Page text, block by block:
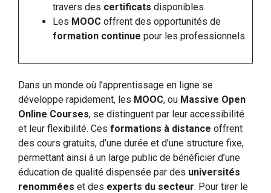
travers des certificats disponibles.
Les MOOC offrent des opportunités de
formation continue pour les professionnels.
Dans un monde où l’apprentissage en ligne se
développe rapidement, les MOOC, ou Massive Open
Online Courses, se distinguent par leur accessibilité
et leur flexibilité. Ces formations à distance offrent
des cours gratuits, d’une durée et d’une structure fixe,
permettant ainsi à un large public de bénéficier d’une
éducation de qualité dispensée par des universités
renommées et des experts du secteur. Pour tirer le